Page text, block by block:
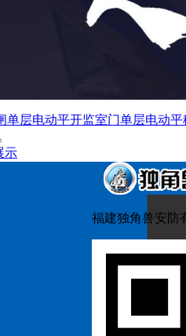
单层电动平开监室门单层电动平
示
福建独角兽安防